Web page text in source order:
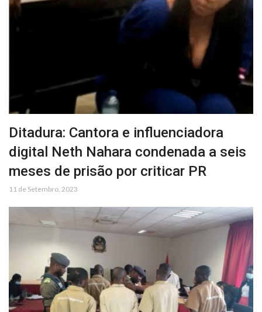
Ditadura: Cantora e influenciadora
digital Neth Nahara condenada a seis
meses de prisão por criticar PR
11 de Setembro, 2023